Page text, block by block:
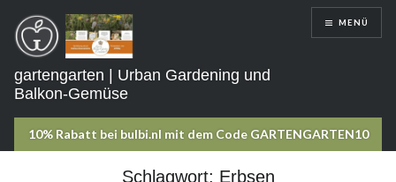
zum
Inhalt
gartengarten | Urban Gardening und
Balkon-Gemüse
MENÜ